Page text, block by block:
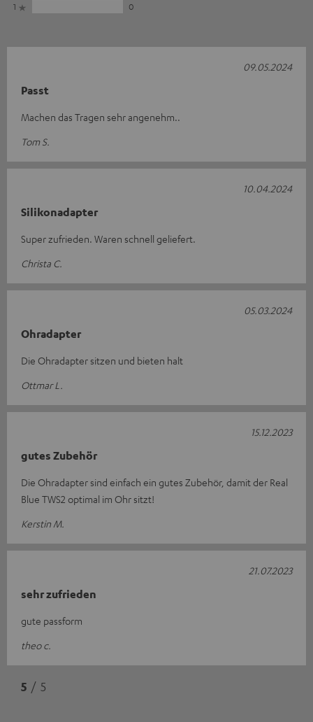
1
0
Passt
Machen das Tragen sehr angenehm..
Tom S.
09.05.2024
Silikonadapter
Super zufrieden. Waren schnell geliefert.
Christa C.
10.04.2024
Ohradapter
Die Ohradapter sitzen und bieten halt
Ottmar L.
05.03.2024
gutes Zubehör
Die Ohradapter sind einfach ein gutes Zubehör, damit der Real
Blue TWS2 optimal im Ohr sitzt!
Kerstin M.
15.12.2023
sehr zufrieden
gute passform
theo c.
21.07.2023
5 / 5